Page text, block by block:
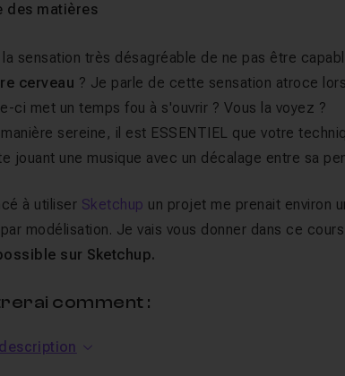
des matières
sensation très désagréable de ne pas être
cerveau ? Je parle de cette sensation atroce
ci met un temps fou à s'ouvrir ? Vous la voyez ?
sereine, il est ESSENTIEL que votre
jouant une musique avec un décalage entre sa
à utiliser Sketchup un projet me prenait environ
modélisation. Je vais vous donner dans ce
sur Sketchup.
comment :
de travail.